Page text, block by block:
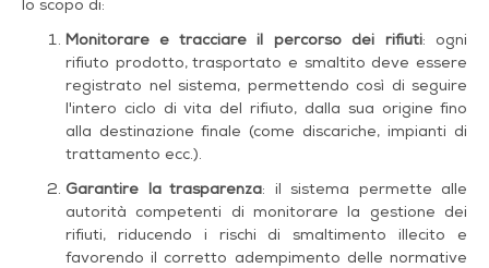
lo scopo di:
Monitorare e tracciare il percorso dei rifiuti: ogni
rifiuto prodotto, trasportato e smaltito deve essere
registrato nel sistema, permettendo così di seguire
l'intero ciclo di vita del rifiuto, dalla sua origine fino
alla destinazione finale (come discariche, impianti di
trattamento ecc.).
Garantire la trasparenza: il sistema permette alle
autorità competenti di monitorare la gestione dei
rifiuti, riducendo i rischi di smaltimento illecito e
favorendo il corretto adempimento delle normative